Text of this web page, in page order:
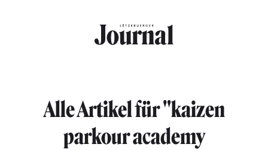
Alle Artikel für "kaizen
parkour academy